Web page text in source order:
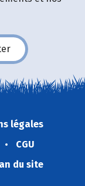
légales
CGU
du site